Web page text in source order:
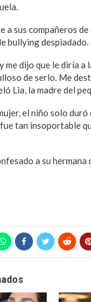
a sus compañeros
bullying despiadado.
me dijo que le diría a
de serlo. Me
Lia, la madre del
el niño solo duró
tan insoportable
a su hermana